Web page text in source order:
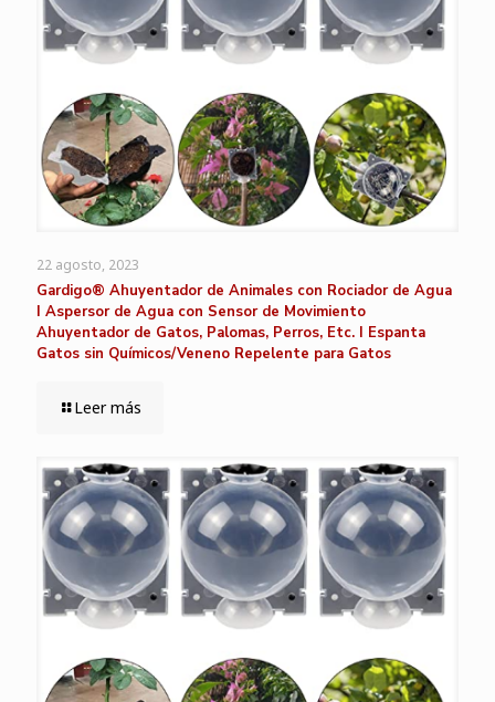
22 agosto, 2023
Gardigo® Ahuyentador de Animales con Rociador de Agua
I Aspersor de Agua con Sensor de Movimiento
Ahuyentador de Gatos, Palomas, Perros, Etc. I Espanta
Gatos sin Químicos/Veneno Repelente para Gatos
Leer más